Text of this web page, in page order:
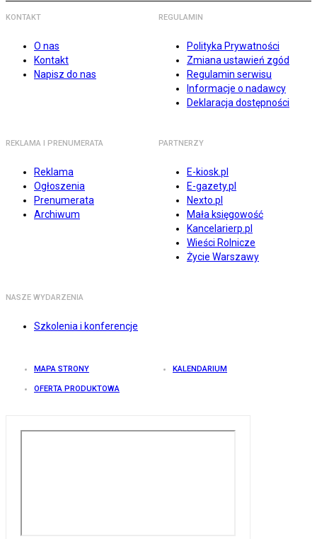
KONTAKT
O nas
Kontakt
Napisz do nas
REGULAMIN
Polityka Prywatności
Zmiana ustawień zgód
Regulamin serwisu
Informacje o nadawcy
Deklaracja dostępności
REKLAMA I PRENUMERATA
Reklama
Ogłoszenia
Prenumerata
Archiwum
PARTNERZY
E-kiosk.pl
E-gazety.pl
Nexto.pl
Mała księgowość
Kancelarierp.pl
Wieści Rolnicze
Życie Warszawy
NASZE WYDARZENIA
Szkolenia i konferencje
MAPA STRONY KALENDARIUM
OFERTA PRODUKTOWA